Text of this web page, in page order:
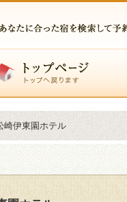
崎伊東園ホテル